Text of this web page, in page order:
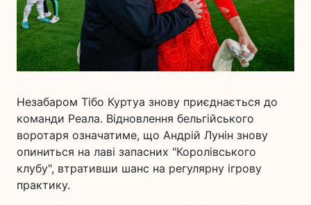
Незабаром Тібо Куртуа знову приєднається до
команди Реала. Відновлення бельгійського
воротаря означатиме, що Андрій Лунін знову
опиниться на лаві запасних "Королівського
клубу", втративши шанс на регулярну ігрову
практику.